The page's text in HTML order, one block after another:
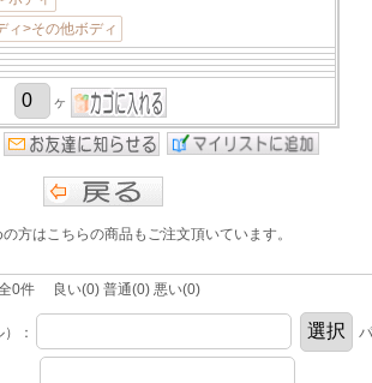
ィ>その他ボディ
ヶ
方はこちらの商品もご注文頂いています。
0件 良い(0) 普通(0) 悪い(0)
：